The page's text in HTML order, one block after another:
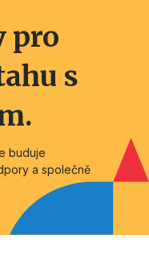
pro
s
buduje
a společně